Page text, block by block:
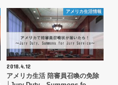
アメリカ生活情報
2018.4.12
アメリカ生活 陪審員召喚の免除